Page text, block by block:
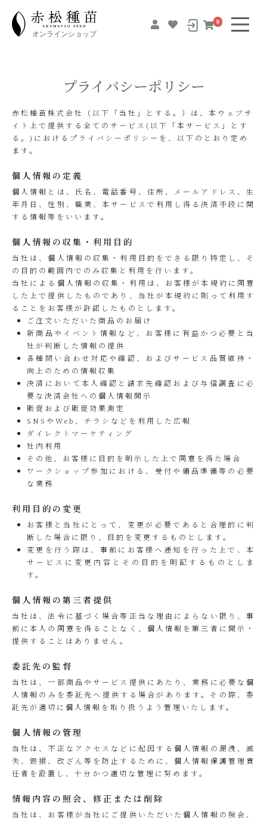
0
プライバシーポリシー
赤松種苗株式会社（以下「当社」とする。）は、本ウェブサ
イト上で提供する全てのサービス(以下「本サービス」とす
る。)におけるプライバシーポリシーを、以下のとおり定め
ます。
個人情報の定義
個人情報とは、氏名、電話番号、住所、メールアドレス、生
年月日、性別、職業、本サービスで利用し得る決済手段に関
する情報等をいいます。
個人情報の収集・利用目的
当社は、個人情報の収集・利用目的をできる限り特定し、そ
の目的の範囲内でのみ収集と利用を行います。
当社による個人情報の収集・利用は、お客様が本規約に同意
した上で提供したものであり、当社が本規約に則って利用す
ることをお客様が許諾したものとします。
ご注文いただいた商品のお届け
新商品やイベント情報など、お客様に有益かつ必要と当
社が判断した情報の提供
各種問い合わせ対応や確認、およびサービス品質維持・
向上のための情報収集
決済において本人確認と請求先確認および与信調査に必
要な決済会社への個人情報開示
販促および販促効果測定
SNSやWeb、チラシなどを利用した広報
ダイレクトマーケティング
社内利用
その他、お客様に目的を明示した上で同意を得た場合
ワークショップ参加における、受付や備品準備等の必要
な業務
利用目的の変更
お客様と当社にとって、変更が必要であると合理的に判
断した場合に限り、目的を変更するものとします。
変更を行う際は、事前にお客様へ通知を行った上で、本
サービスに変更内容とその目的を明記するものとしま
す。
個人情報の第三者提供
当社は、法令に基づく場合等正当な理由によらない限り、事
前に本人の同意を得ることなく、個人情報を第三者に開示・
提供することはありません。
委託先の監督
当社は、一部商品やサービス提供にあたり、業務に必要な個
人情報のみを委託先へ提供する場合があります。その際、委
託先が適切に個人情報を取り扱うよう管理いたします。
個人情報の管理
当社は、不正なアクセスなどに起因する個人情報の漏洩、滅
失、毀損、改ざん等を防止するために、個人情報保護管理責
任者を設置し、十分かつ適切な管理に努めます。
情報内容の照会、修正または削除
当社は、お客様が当社にご提供いただいた個人情報の照会、